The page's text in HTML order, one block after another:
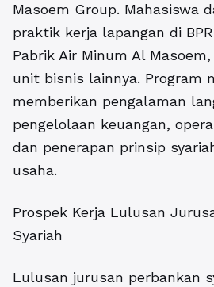
Masoem Group. Mahasiswa
praktik kerja lapangan di
Pabrik Air Minum Al Masoem,
unit bisnis lainnya. Program
memberikan pengalaman
pengelolaan keuangan,
dan penerapan prinsip
usaha.
Prospek Kerja Lulusan
Syariah
Lulusan jurusan perbankan